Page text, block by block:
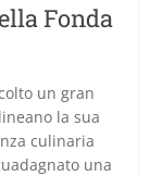
Fonda
un gran
la sua
culinaria
una